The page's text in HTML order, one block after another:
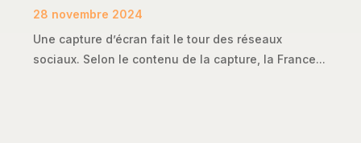
28 novembre 2024
Une capture d’écran fait le tour des réseaux
sociaux. Selon le contenu de la capture, la France...